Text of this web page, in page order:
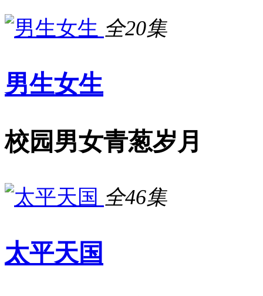
全20集
男生女生
校园男女青葱岁月
全46集
太平天国